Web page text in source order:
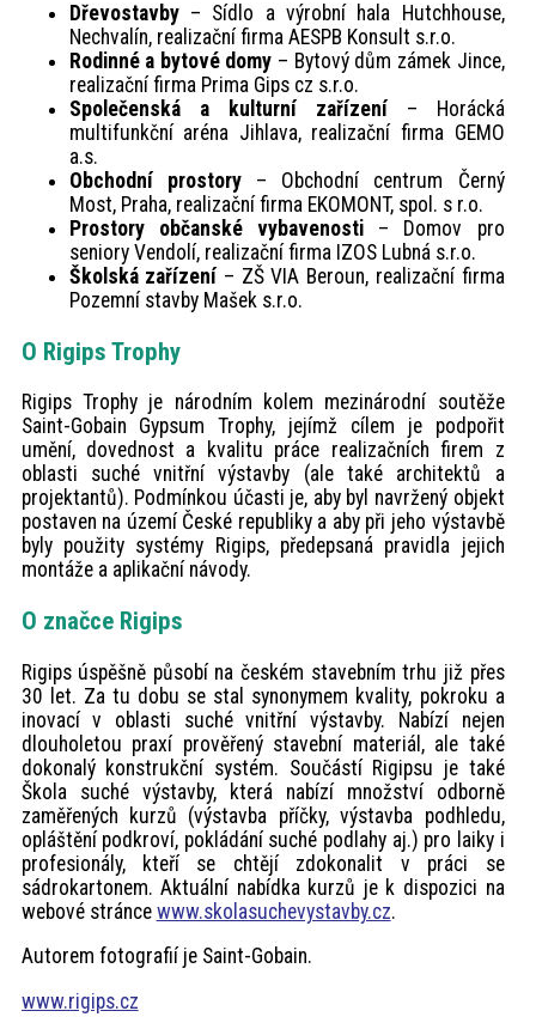
Dřevostavby– Sídlo a výrobní hala Hutchhouse,
Nechvalín, realizační firma AESPB Konsult s.r.o.
Rodinné a bytové domy – Bytový dům zámek Jince,
realizační firma Prima Gips cz s.r.o.
Společenská a kulturní zařízení– Horácká
multifunkční aréna Jihlava, realizační firma GEMO
a.s.
Obchodní prostory– Obchodní centrum Černý
Most, Praha, realizační firma EKOMONT, spol. s r.o.
Prostory občanské vybavenosti – Domov pro
seniory Vendolí, realizační firma IZOS Lubná s.r.o.
Školská zařízení – ZŠ VIA Beroun, realizační firma
Pozemní stavby Mašek s.r.o.
O Rigips Trophy
Rigips Trophy je národním kolem mezinárodní soutěže
Saint-Gobain Gypsum Trophy, jejímž cílem je podpořit
umění, dovednost a kvalitu práce realizačních firem z
oblasti suché vnitřní výstavby (ale také architektů a
projektantů). Podmínkou účasti je, aby byl navržený objekt
postaven na území České republiky a aby při jeho výstavbě
byly použity systémy Rigips, předepsaná pravidla jejich
montáže a aplikační návody.
O značce Rigips
Rigips úspěšně působí na českém stavebním trhu již přes
30 let. Za tu dobu se stal synonymem kvality, pokroku a
inovací v oblasti suché vnitřní výstavby. Nabízí nejen
dlouholetou praxí prověřený stavební materiál, ale také
dokonalý konstrukční systém. Součástí Rigipsu je také
Škola suché výstavby, která nabízí množství odborně
zaměřených kurzů (výstavba příčky, výstavba podhledu,
opláštění podkroví, pokládání suché podlahy aj.) pro laiky i
profesionály, kteří se chtějí zdokonalit v práci se
sádrokartonem. Aktuální nabídka kurzů je k dispozici na
webové stránce www.skolasuchevystavby.cz.
Autorem fotografií je Saint-Gobain.
www.rigips.cz